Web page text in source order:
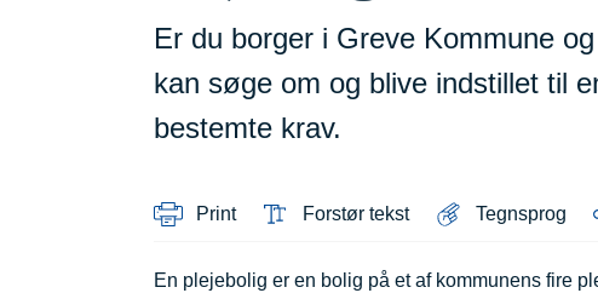
Er du borger i Greve Kommune
kan søge om og blive indstillet til
bestemte krav.
Print Forstør tekst Tegnsprog
En plejebolig er en bolig på et af kommunens fire